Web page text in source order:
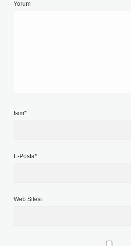
Yorum
İsim*
E-Posta*
Web Sitesi